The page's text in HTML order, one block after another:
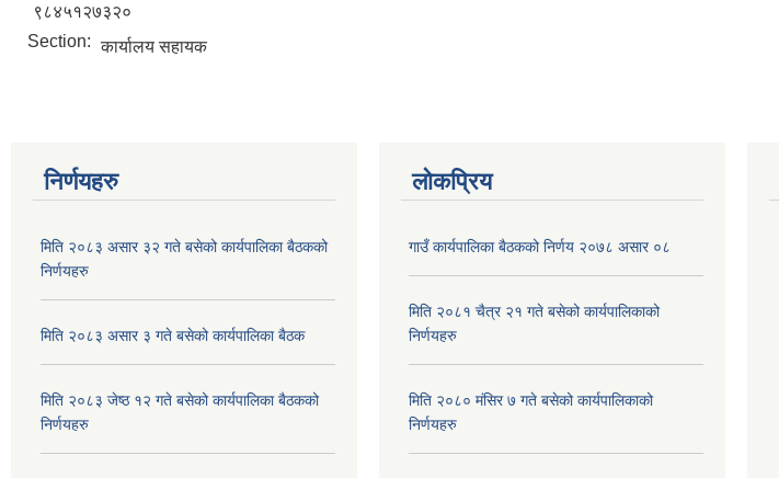
९८४५१२७३२०
Section: कार्यालय सहायक
निर्णयहरु
मिति २०८३ असार ३२ गते बसेको कार्यपालिका बैठकको
निर्णयहरु
मिति २०८३ असार ३ गते बसेको कार्यपालिका बैठक
मिति २०८३ जेष्ठ १२ गते बसेको कार्यपालिका बैठकको
निर्णयहरु
लोकप्रिय
गाउँ कार्यपालिका बैठकको निर्णय २०७८ असार ०८
मिति २०८१ चैत्र २१ गते बसेको कार्यपालिकाको
निर्णयहरु
मिति २०८० मंसिर ७ गते बसेको कार्यपालिकाको
निर्णयहरु